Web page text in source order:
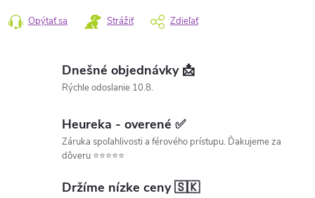
Opýtať sa Strážiť Zdieľať
Dnešné objednávky 📩
Rýchle odoslanie 10.8.
Heureka - overené ✅
Záruka spoľahlivosti a férového prístupu. Ďakujeme za
dôveru ⭐⭐⭐⭐⭐
Držíme nízke ceny 🇸🇰